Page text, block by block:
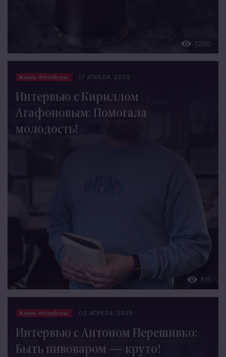
1200
Жизнь #mosbrew 17 АПРЕЛЯ, 2025
Интервью с Кириллом
Агафоновым: Помогала
молодость!
511
Жизнь #mosbrew 02 АПРЕЛЯ, 2025
Интервью с Антоном Перешивко:
Быть пивоваром — круто!